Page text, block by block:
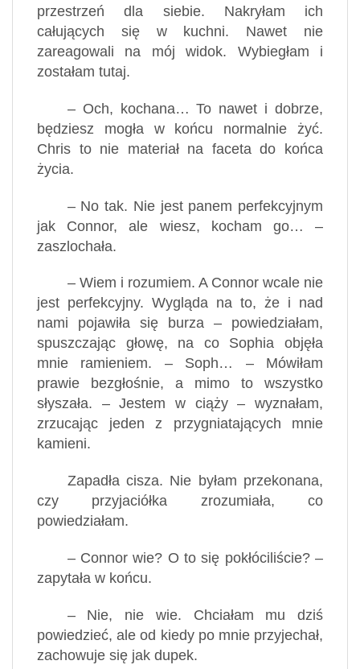
przestrzeń dla siebie. Nakryłam ich
całujących się w kuchni. Nawet nie
zareagowali na mój widok. Wybiegłam i
zostałam tutaj.
– Och, kochana… To nawet i dobrze,
będziesz mogła w końcu normalnie żyć.
Chris to nie materiał na faceta do końca
życia.
– No tak. Nie jest panem perfekcyjnym
jak Connor, ale wiesz, kocham go… –
zaszlochała.
– Wiem i rozumiem. A Connor wcale nie
jest perfekcyjny. Wygląda na to, że i nad
nami pojawiła się burza – powiedziałam,
spuszczając głowę, na co Sophia objęła
mnie ramieniem. – Soph… – Mówiłam
prawie bezgłośnie, a mimo to wszystko
słyszała. – Jestem w ciąży – wyznałam,
zrzucając jeden z przygniatających mnie
kamieni.
Zapadła cisza. Nie byłam przekonana,
czy przyjaciółka zrozumiała, co
powiedziałam.
– Connor wie? O to się pokłóciliście? –
zapytała w końcu.
– Nie, nie wie. Chciałam mu dziś
powiedzieć, ale od kiedy po mnie przyjechał,
zachowuje się jak dupek.